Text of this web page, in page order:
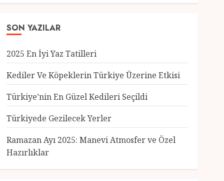
SON YAZILAR
2025 En İyi Yaz Tatilleri
Kediler Ve Köpeklerin Türkiye Üzerine Etkisi
Türkiye’nin En Güzel Kedileri Seçildi
Türkiyede Gezilecek Yerler
Ramazan Ayı 2025: Manevi Atmosfer ve Özel
Hazırlıklar
3
Genel
Türkiye’nin En Güzel
Kedileri Seçildi